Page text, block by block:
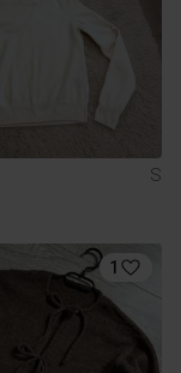
S
1